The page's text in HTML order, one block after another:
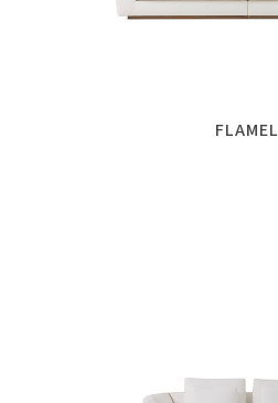
FLAMEL